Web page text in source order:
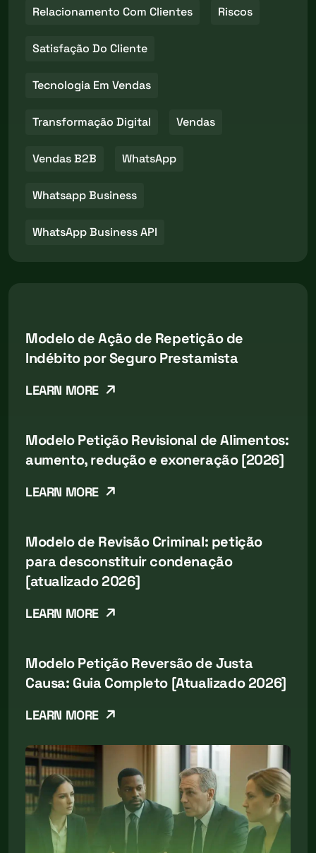
Relacionamento Com Clientes Riscos
Satisfação Do Cliente
Tecnologia Em Vendas
Transformação Digital Vendas
Vendas B2B WhatsApp
Whatsapp Business
WhatsApp Business API
Modelo de Ação de Repetição de
Indébito por Seguro Prestamista
LEARN MORE
Modelo Petição Revisional de Alimentos:
aumento, redução e exoneração [2026]
LEARN MORE
Modelo de Revisão Criminal: petição
para desconstituir condenação
[atualizado 2026]
LEARN MORE
Modelo Petição Reversão de Justa
Causa: Guia Completo [Atualizado 2026]
LEARN MORE